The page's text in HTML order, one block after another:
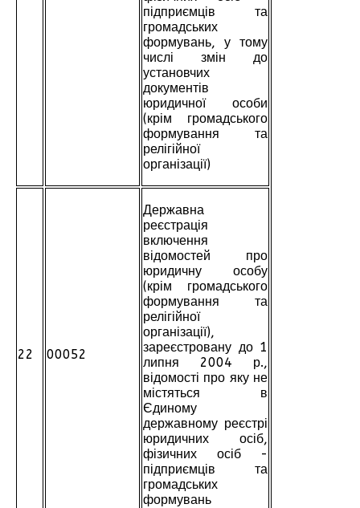
підприємців та
громадських
формувань, у тому
числі змін до
установчих
документів
юридичної особи
(крім громадського
формування та
релігійної
організації)
22 00052
Державна
реєстрація
включення
відомостей про
юридичну особу
(крім громадського
формування та
релігійної
організації),
зареєстровану до 1
липня 2004 р.,
відомості про яку не
містяться в
Єдиному
державному реєстрі
юридичних осіб,
фізичних осіб -
підприємців та
громадських
формувань